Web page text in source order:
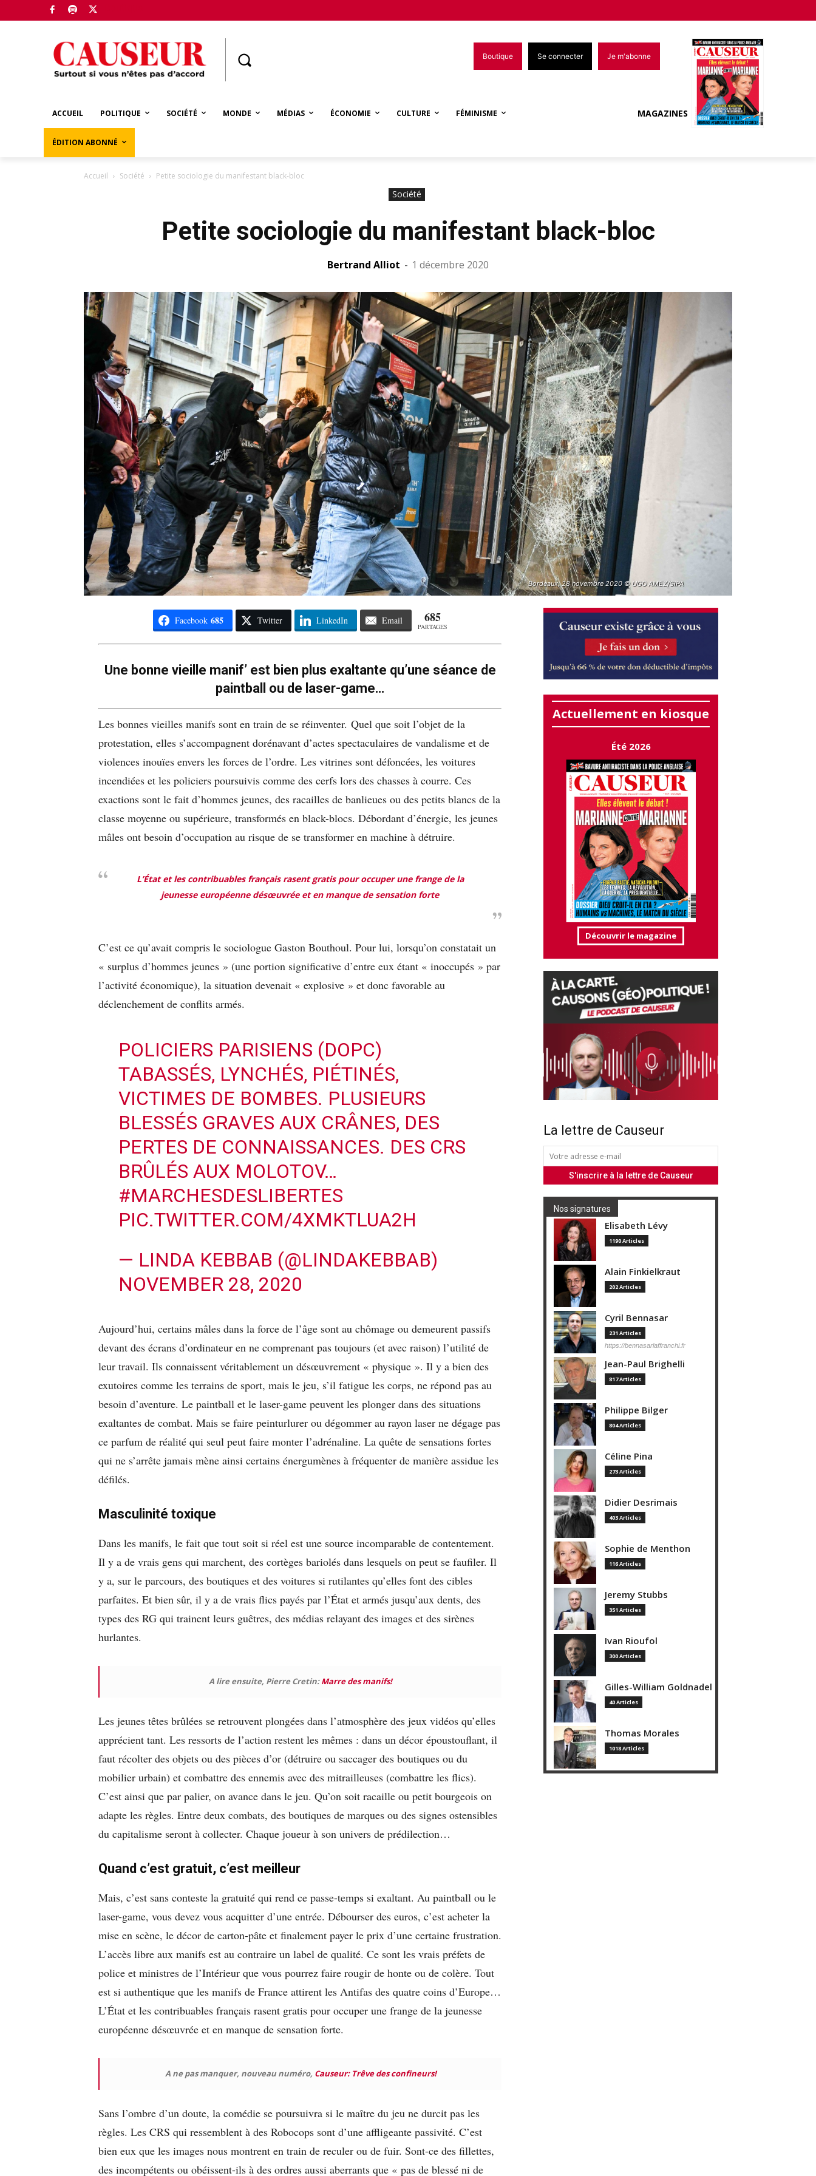
Boutique Se connecter Je m'abonne
ACCUEIL POLITIQUE SOCIÉTÉ MONDE MÉDIAS ÉCONOMIE CULTURE FÉMINISME
ÉDITION ABONNÉ
MAGAZINES
Accueil Société Petite sociologie du manifestant black-bloc
Société
Petite sociologie du manifestant black-bloc
Bertrand Alliot - 1 décembre 2020
Bordeaux, 28 novembre 2020 © UGO AMEZ/SIPA
Facebook 685 Twitter LinkedIn Email 685
PARTAGES
Une bonne vieille manif’ est bien plus exaltante qu’une séance de
paintball ou de laser-game…
Les bonnes vieilles manifs sont en train de se réinventer. Quel que soit l’objet de la
protestation, elles s’accompagnent dorénavant d’actes spectaculaires de vandalisme et de
violences inouïes envers les forces de l’ordre. Les vitrines sont défoncées, les voitures
incendiées et les policiers poursuivis comme des cerfs lors des chasses à courre. Ces
exactions sont le fait d’hommes jeunes, des racailles de banlieues ou des petits blancs de la
classe moyenne ou supérieure, transformés en black-blocs. Débordant d’énergie, les jeunes
mâles ont besoin d’occupation au risque de se transformer en machine à détruire.
L’État et les contribuables français rasent gratis pour occuper une frange de la
jeunesse européenne désœuvrée et en manque de sensation forte
C’est ce qu’avait compris le sociologue Gaston Bouthoul. Pour lui, lorsqu’on constatait un
« surplus d’hommes jeunes » (une portion significative d’entre eux étant « inoccupés » par
l’activité économique), la situation devenait « explosive » et donc favorable au
déclenchement de conflits armés.
POLICIERS PARISIENS (DOPC)
TABASSÉS, LYNCHÉS, PIÉTINÉS,
VICTIMES DE BOMBES. PLUSIEURS
BLESSÉS GRAVES AUX CRÂNES, DES
PERTES DE CONNAISSANCES. DES CRS
BRÛLÉS AUX MOLOTOV…
#MARCHESDESLIBERTES
PIC.TWITTER.COM/4XMKTLUA2H
— LINDA KEBBAB (@LINDAKEBBAB)
NOVEMBER 28, 2020
Aujourd’hui, certains mâles dans la force de l’âge sont au chômage ou demeurent passifs
devant des écrans d’ordinateur en ne comprenant pas toujours (et avec raison) l’utilité de
leur travail. Ils connaissent véritablement un désœuvrement « physique ». Il y a bien des
exutoires comme les terrains de sport, mais le jeu, s’il fatigue les corps, ne répond pas au
besoin d’aventure. Le paintball et le laser-game peuvent les plonger dans des situations
exaltantes de combat. Mais se faire peinturlurer ou dégommer au rayon laser ne dégage pas
ce parfum de réalité qui seul peut faire monter l’adrénaline. La quête de sensations fortes
qui ne s’arrête jamais mène ainsi certains énergumènes à fréquenter de manière assidue les
défilés.
Masculinité toxique
Dans les manifs, le fait que tout soit si réel est une source incomparable de contentement.
Il y a de vrais gens qui marchent, des cortèges bariolés dans lesquels on peut se faufiler. Il
y a, sur le parcours, des boutiques et des voitures si rutilantes qu’elles font des cibles
parfaites. Et bien sûr, il y a de vrais flics payés par l’État et armés jusqu’aux dents, des
types des RG qui trainent leurs guêtres, des médias relayant des images et des sirènes
hurlantes.
A lire ensuite, Pierre Cretin:Marre des manifs!
Les jeunes têtes brûlées se retrouvent plongées dans l’atmosphère des jeux vidéos qu’elles
apprécient tant. Les ressorts de l’action restent les mêmes : dans un décor époustouflant, il
faut récolter des objets ou des pièces d’or (détruire ou saccager des boutiques ou du
mobilier urbain) et combattre des ennemis avec des mitrailleuses (combattre les flics).
C’est ainsi que par palier, on avance dans le jeu. Qu’on soit racaille ou petit bourgeois on
adapte les règles. Entre deux combats, des boutiques de marques ou des signes ostensibles
du capitalisme seront à collecter. Chaque joueur à son univers de prédilection…
Quand c’est gratuit, c’est meilleur
Mais, c’est sans conteste la gratuité qui rend ce passe-temps si exaltant. Au paintball ou le
laser-game, vous devez vous acquitter d’une entrée. Débourser des euros, c’est acheter la
mise en scène, le décor de carton-pâte et finalement payer le prix d’une certaine frustration.
L’accès libre aux manifs est au contraire un label de qualité. Ce sont les vrais préfets de
police et ministres de l’Intérieur que vous pourrez faire rougir de honte ou de colère. Tout
est si authentique que les manifs de France attirent les Antifas des quatre coins d’Europe…
L’État et les contribuables français rasent gratis pour occuper une frange de la jeunesse
européenne désœuvrée et en manque de sensation forte.
A ne pas manquer, nouveau numéro, Causeur: Trêve des confineurs!
Sans l’ombre d’un doute, la comédie se poursuivra si le maître du jeu ne durcit pas les
règles. Les CRS qui ressemblent à des Robocops sont d’une affligeante passivité. C’est
bien eux que les images nous montrent en train de reculer ou de fuir. Sont-ce des fillettes,
des incompétents ou obéissent-ils à des ordres aussi aberrants que « pas de blessé ni de
Actuellement en kiosque
Été 2026
Découvrir le magazine
La lettre de Causeur
Nos signatures
Elisabeth Lévy
1190 Articles
Alain Finkielkraut
202 Articles
Cyril Bennasar
231 Articles
https://bennasarlaffranchi.fr
Jean-Paul Brighelli
817 Articles
Philippe Bilger
804 Articles
Céline Pina
273 Articles
Didier Desrimais
403 Articles
Sophie de Menthon
116 Articles
Jeremy Stubbs
351 Articles
Ivan Rioufol
300 Articles
Gilles-William Goldnadel
40 Articles
Thomas Morales
1018 Articles